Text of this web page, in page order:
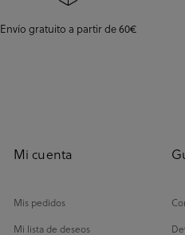
Envío gratuito a partir de 60€
Mi cuenta
Mis pedidos
Mi lista de deseos